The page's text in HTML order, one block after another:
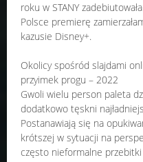
roku w STANY
Polsce premierę
kazusie Disney+.
Okolicy spośród slajdami
przyimek progu – 2022
Gwoli wielu person paleta
dodatkowo tęskni
Postanawiają się na
krótszej w sytuacji na
często nieformalne